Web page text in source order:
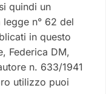
quindi un
n° 62 del
in questo
Federica DM,
n. 633/1941
utilizzo puoi